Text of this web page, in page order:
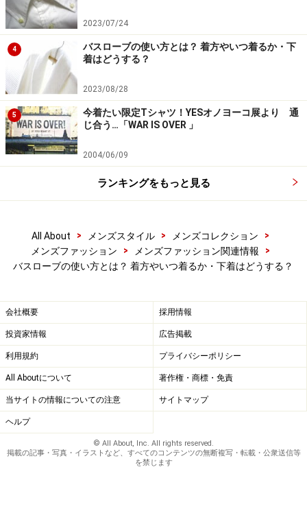
ビングでゆったりリラックスなんてことは本来あり得な
いのです。 バスローブはあくまでも、バスルームから寝
室に行くまでに身につけるもの、タオル代わりとして使
用するのが正しい使い方なのです。バスローブを着て、
ビールを片手にＴＶを見ているあなた。ホテルの部屋で
はよいですが、家のリビングではきちんとパジャマとガ
ウンを着たいものですね。
【関連記事】
よりよく眠るためには、パジャマを着て寝たほうが
パジャマの選び方とは？ 「ぐっすり」を叶える！
夏パジャマの選び方！熱帯夜も天然繊維で涼しく快
ナイトブラの効果は？バストケアのためのおすすめ
ナイトブラ3選
洗濯物をふわふわにする方法！衣類やタオルのゴワ
ゴワ防止のコツは？
※記事内容は執筆時点のものです。最新の内容をご確認くださ
い。
【編集部おすすめの購入サイト】
2023/07/24
4
バスローブの使い方とは？ 着方やいつ着るか・下
着はどうする？
2023/08/28
5
今着たい限定Tシャツ！YESオノヨーコ展より 通
じ合う…「WAR IS OVER 」
2004/06/09
ランキングをもっと見る
All About > メンズスタイル > メンズコレクション
>
メンズファッション
> メンズファッション関連情報
>
バスローブの使い方とは？ 着方やいつ着るか・下着はどうする？
会社概要 採用情報
投資家情報 広告掲載
利用規約 プライバシーポリシー
All Aboutについて 著作権・商標・免責
当サイトの情報についての注意 サイトマップ
ヘルプ
© All About, Inc. All rights reserved.
掲載の記事・写真・イラストなど、すべてのコンテンツの無断複写・転載・公衆送信等
を禁じます